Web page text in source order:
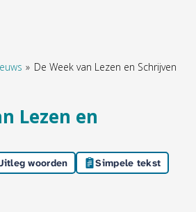
De Week van Lezen en Schrijven
Lezen en
woorden Simpele tekst